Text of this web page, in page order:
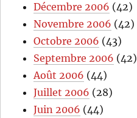
Décembre 2006 (42)
Novembre 2006 (42)
Octobre 2006 (43)
Septembre 2006 (42)
Août 2006 (44)
Juillet 2006 (28)
Juin 2006 (44)